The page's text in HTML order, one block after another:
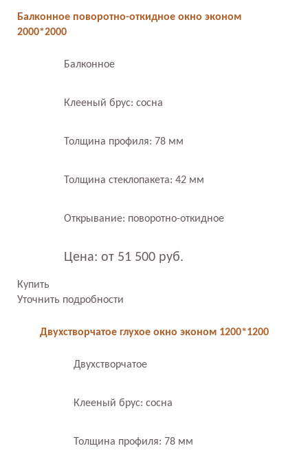
Балконное поворотно-откидное окно эконом
2000*2000
Балконное
Клееный брус: сосна
Толщина профиля: 78 мм
Толщина стеклопакета: 42 мм
Открывание: поворотно-откидное
Цена: от 51 500 руб.
Купить
Уточнить подробности
Двухстворчатое глухое окно эконом 1200*1200
Двухстворчатое
Клееный брус: сосна
Толщина профиля: 78 мм